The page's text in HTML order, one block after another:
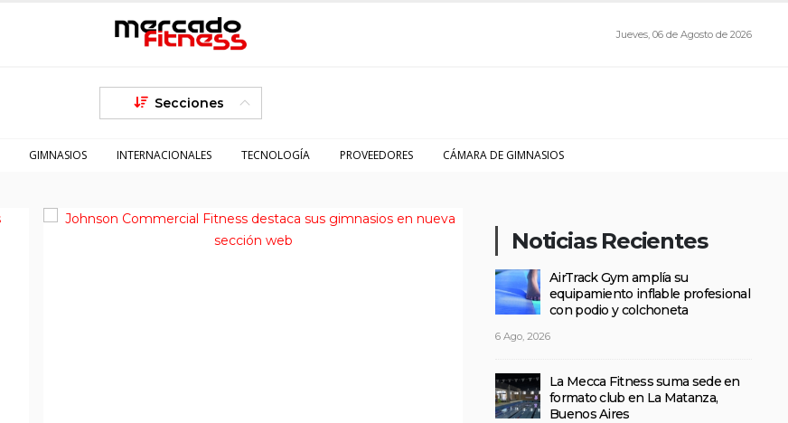
Jueves, 06 de Agosto de 2026
Secciones
GIMNASIOS INTERNACIONALES TECNOLOGÍA PROVEEDORES CÁMARA DE GIMNASIOS
Noticias Recientes
AirTrack Gym amplía su
equipamiento inflable profesional
con podio y colchoneta
6 Ago, 2026
La Mecca Fitness suma sede en
formato club en La Matanza,
Buenos Aires